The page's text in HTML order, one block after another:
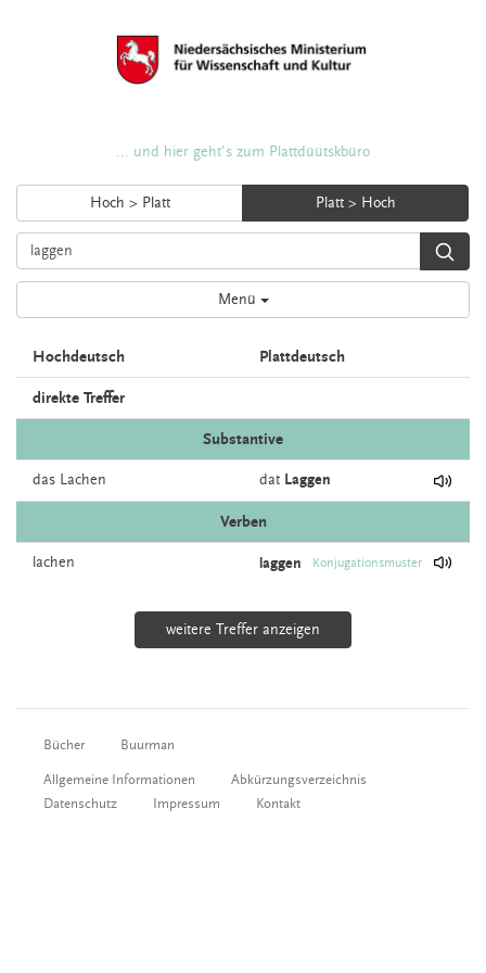
... und hier geht's zum Plattdüütskbüro
Hoch > Platt Platt > Hoch
Menü
Hochdeutsch Plattdeutsch
direkte Treffer
Substantive
das Lachen dat Laggen
Verben
lachen laggen Konjugationsmuster
weitere Treffer anzeigen
Bücher Buurman
Allgemeine Informationen
Abkürzungsverzeichnis
Datenschutz
Impressum Kontakt